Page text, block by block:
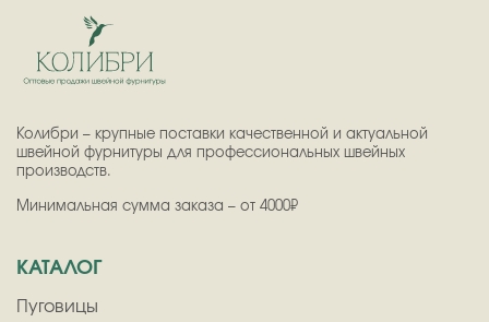
Колибри – крупные поставки качественной и актуальной
швейной фурнитуры для профессиональных швейных
производств.
Минимальная сумма заказа – от 4000₽
КАТАЛОГ
Пуговицы